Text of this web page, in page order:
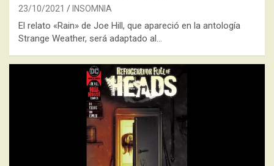
23/10/2021 INSOMNIA
El relato «Rain» de Joe Hill, que apareció en la antología
Strange Weather, será adaptado al…